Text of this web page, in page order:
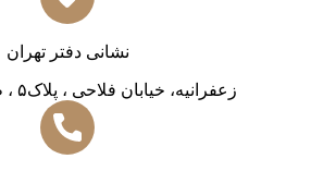
نشانی دفتر تهران
زعفرانیه، خیابان فلاحی ، پلاک۵ ، طبقه۲ ، واحد۴